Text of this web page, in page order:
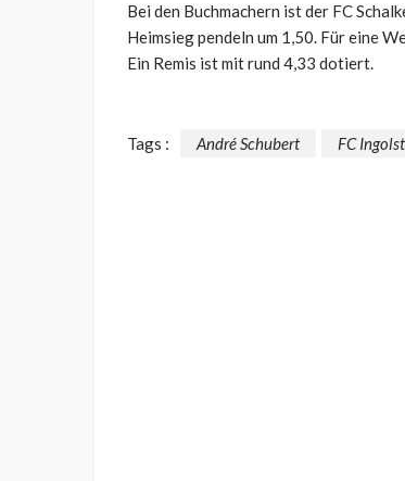
Bei den Buchmachern ist der FC
Heimsieg pendeln um 1,50. Für eine
Ein Remis ist mit rund 4,33 dotiert.
Tags : André Schubert FC